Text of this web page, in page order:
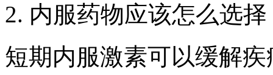
2. 内服药物应该怎么选择
短期内服激素可以缓解